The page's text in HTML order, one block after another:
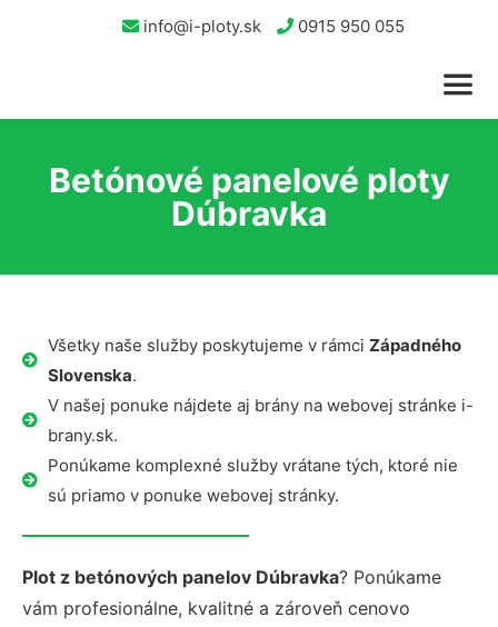
info@i-ploty.sk 0915 950 055
Betónové panelové ploty
Dúbravka
Všetky naše služby poskytujeme v rámci Západného
Slovenska.
V našej ponuke nájdete aj brány na webovej stránke i-
brany.sk.
Ponúkame komplexné služby vrátane tých, ktoré nie
sú priamo v ponuke webovej stránky.
Plot z betónových panelov Dúbravka? Ponúkame
vám profesionálne, kvalitné a zároveň cenovo